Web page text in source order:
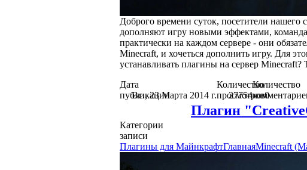
Доброго времени суток, посетители
дополняют игру новыми эффектами,
практически на каждом сервере - они
Minecraft, и хочеться дополнить игру. Для
устанавливать плагины на сервер
Дата
публикации
Вс., 23 Марта 2014 г.
Количество
просмотров
27754
Количество
0
Плагин
Категории
записи
Плагины для МайнкрафтГлавнаяMinecraft